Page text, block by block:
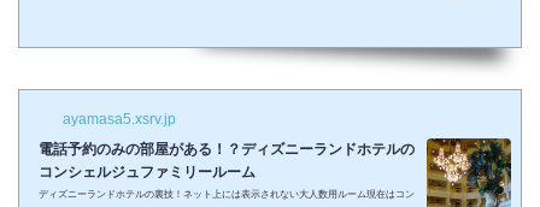
ラした夢の国を可愛い我が子に見せたかったのに・・・。 そんな時、「ディズニーラ...
ayamasa5.xsrv.jp
電話予約のみの部屋がある！？ディズニーランドホテルの
コンシェルジュファミリールーム
ディズニーランドホテルの裏技！ネット上には表示されない大人数用ルーム現在はコン